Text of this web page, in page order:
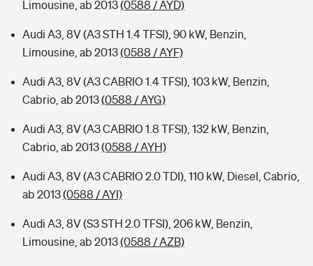
Limousine, ab 2013(0588 / AYD)
Audi A3, 8V (A3 STH 1.4 TFSI), 90 kW, Benzin,
Limousine, ab 2013(0588 / AYF)
Audi A3, 8V (A3 CABRIO 1.4 TFSI), 103 kW, Benzin,
Cabrio, ab 2013(0588 / AYG)
Audi A3, 8V (A3 CABRIO 1.8 TFSI), 132 kW, Benzin,
Cabrio, ab 2013(0588 / AYH)
Audi A3, 8V (A3 CABRIO 2.0 TDI), 110 kW, Diesel, Cabrio,
ab 2013(0588 / AYI)
Audi A3, 8V (S3 STH 2.0 TFSI), 206 kW, Benzin,
Limousine, ab 2013(0588 / AZB)